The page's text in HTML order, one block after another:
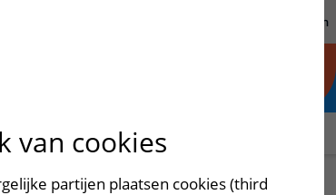
Research
van cookies
partijen plaatsen cookies (third